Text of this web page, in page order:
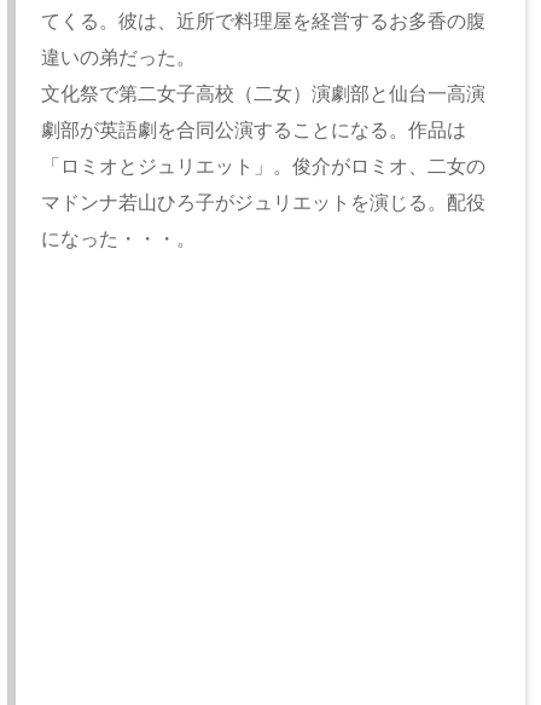
てくる。彼は、近所で料理屋を経営するお多香の腹
違いの弟だった。
文化祭で第二女子高校（二女）演劇部と仙台一高演
劇部が英語劇を合同公演することになる。作品は
「ロミオとジュリエット」。俊介がロミオ、二女の
マドンナ若山ひろ子がジュリエットを演じる。配役
になった・・・。